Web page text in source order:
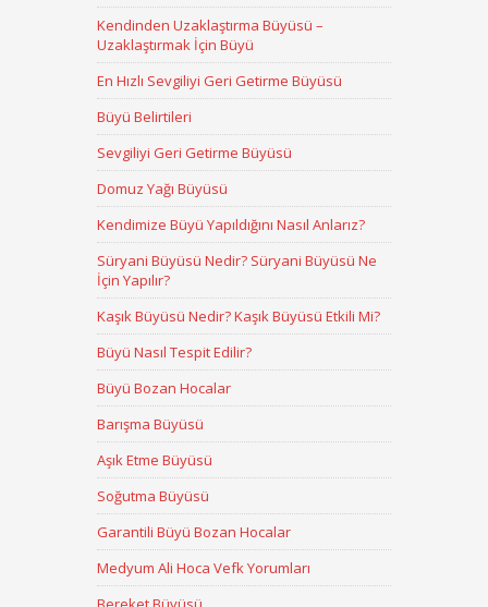
Kendinden Uzaklaştırma Büyüsü –
Uzaklaştırmak İçin Büyü
En Hızlı Sevgiliyi Geri Getirme Büyüsü
Büyü Belirtileri
Sevgiliyi Geri Getirme Büyüsü
Domuz Yağı Büyüsü
Kendimize Büyü Yapıldığını Nasıl Anlarız?
Süryani Büyüsü Nedir? Süryani Büyüsü Ne
İçin Yapılır?
Kaşık Büyüsü Nedir? Kaşık Büyüsü Etkili Mi?
Büyü Nasıl Tespit Edilir?
Büyü Bozan Hocalar
Barışma Büyüsü
Aşık Etme Büyüsü
Soğutma Büyüsü
Garantili Büyü Bozan Hocalar
Medyum Ali Hoca Vefk Yorumları